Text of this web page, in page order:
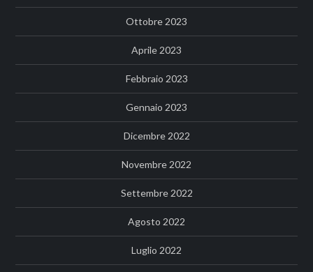
Ottobre 2023
Aprile 2023
Febbraio 2023
Gennaio 2023
Dicembre 2022
Novembre 2022
Settembre 2022
Agosto 2022
Luglio 2022